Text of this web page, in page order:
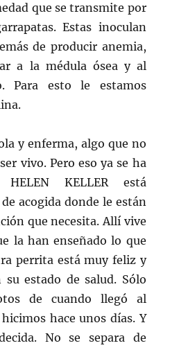
que se transmite por
Estas inoculan
de producir anemia,
a la médula ósea y al
Para esto le estamos
y enferma, algo que no
vivo. Pero eso ya se ha
KELLER está
acogida donde le están
que necesita. Allí vive
la han enseñado lo que
perrita está muy feliz y
estado de salud. Sólo
de cuando llegó al
hace unos días. Y
No se separa de